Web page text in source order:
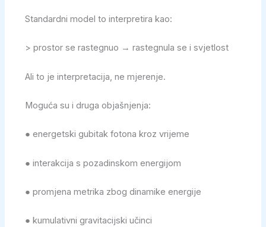
Standardni model to interpretira kao:
> prostor se rastegnuo → rastegnula se i svjetlost
Ali to je interpretacija, ne mjerenje.
Moguća su i druga objašnjenja:
● energetski gubitak fotona kroz vrijeme
● interakcija s pozadinskom energijom
● promjena metrika zbog dinamike energije
● kumulativni gravitacijski učinci